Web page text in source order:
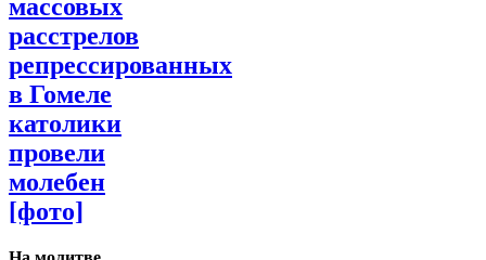
массовых
расстрелов
репрессированных
в Гомеле
католики
провели
молебен
[фото]